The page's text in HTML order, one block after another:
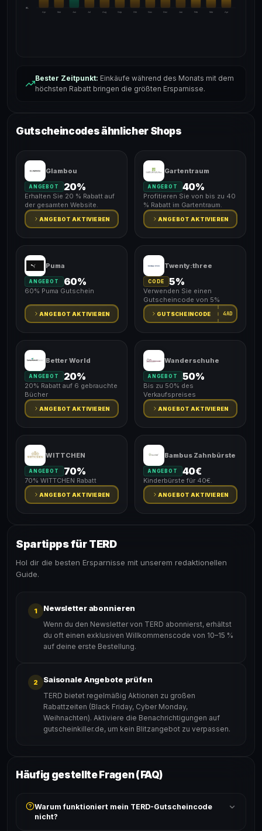
0%
Apr
Mai Jun Jul Aug Sep Okt Nov Dez Jan Feb Mär Apr
Bester Zeitpunkt: Einkäufe während des Monats mit dem
höchsten Rabatt bringen die größten Ersparnisse.
Gutscheincodes ähnlicher Shops
Glambou
ANGEBOT 20%
Erhalten Sie 20 % Rabatt auf
der gesamten Website.
ANGEBOT AKTIVIEREN
Gartentraum
ANGEBOT 40%
Profitieren Sie von bis zu 40
% Rabatt im Gartentraum.
ANGEBOT AKTIVIEREN
Puma
ANGEBOT 60%
60% Puma Gutschein
ANGEBOT AKTIVIEREN
Twenty:three
CODE 5%
Verwenden Sie einen
Gutscheincode von 5%
GUTSCHEINCODE 4AD
Better World
ANGEBOT 20%
20% Rabatt auf 6 gebrauchte
Bücher
ANGEBOT AKTIVIEREN
Wanderschuhe
ANGEBOT 50%
Bis zu 50% des
Verkaufspreises
ANGEBOT AKTIVIEREN
WITTCHEN
ANGEBOT 70%
70% WITTCHEN Rabatt
ANGEBOT AKTIVIEREN
Bambus Zahnbürste
ANGEBOT 40€
Kinderbürste für 40€.
ANGEBOT AKTIVIEREN
Spartipps für TERD
Hol dir die besten Ersparnisse mit unserem redaktionellen
Guide.
1 Newsletter abonnieren
Wenn du den Newsletter von TERD abonnierst, erhältst
du oft einen exklusiven Willkommenscode von 10–15 %
auf deine erste Bestellung.
2 Saisonale Angebote prüfen
TERD bietet regelmäßig Aktionen zu großen
Rabattzeiten (Black Friday, Cyber Monday,
Weihnachten). Aktiviere die Benachrichtigungen auf
gutscheinkiller.de, um kein Blitzangebot zu verpassen.
Häufig gestellte Fragen (FAQ)
Warum funktioniert mein TERD-Gutscheincode
nicht?